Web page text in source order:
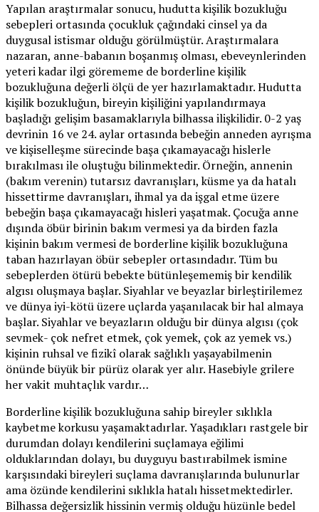
Yapılan araştırmalar sonucu, hudutta kişilik bozukluğu
sebepleri ortasında çocukluk çağındaki cinsel ya da
duygusal istismar olduğu görülmüştür. Araştırmalara
nazaran, anne-babanın boşanmış olması, ebeveynlerinden
yeteri kadar ilgi görememe de borderline kişilik
bozukluğuna değerli ölçü de yer hazırlamaktadır. Hudutta
kişilik bozukluğun, bireyin kişiliğini yapılandırmaya
başladığı gelişim basamaklarıyla bilhassa ilişkilidir. 0-2 yaş
devrinin 16 ve 24. aylar ortasında bebeğin anneden ayrışma
ve kişiselleşme sürecinde başa çıkamayacağı hislerle
bırakılması ile oluştuğu bilinmektedir. Örneğin, annenin
(bakım verenin) tutarsız davranışları, küsme ya da hatalı
hissettirme davranışları, ihmal ya da işgal etme üzere
bebeğin başa çıkamayacağı hisleri yaşatmak. Çocuğa anne
dışında öbür birinin bakım vermesi ya da birden fazla
kişinin bakım vermesi de borderline kişilik bozukluğuna
taban hazırlayan öbür sebepler ortasındadır. Tüm bu
sebeplerden ötürü bebekte bütünleşememiş bir kendilik
algısı oluşmaya başlar. Siyahlar ve beyazlar birleştirilemez
ve dünya iyi-kötü üzere uçlarda yaşanılacak bir hal almaya
başlar. Siyahlar ve beyazların olduğu bir dünya algısı (çok
sevmek- çok nefret etmek, çok yemek, çok az yemek vs.)
kişinin ruhsal ve fizikî olarak sağlıklı yaşayabilmenin
önünde büyük bir pürüz olarak yer alır. Hasebiyle grilere
her vakit muhtaçlık vardır…
Borderline kişilik bozukluğuna sahip bireyler sıklıkla
kaybetme korkusu yaşamaktadırlar. Yaşadıkları rastgele bir
durumdan dolayı kendilerini suçlamaya eğilimi
olduklarından dolayı, bu duyguyu bastırabilmek ismine
karşısındaki bireyleri suçlama davranışlarında bulunurlar
ama özünde kendilerini sıklıkla hatalı hissetmektedirler.
Bilhassa değersizlik hissinin vermiş olduğu hüzünle bedel